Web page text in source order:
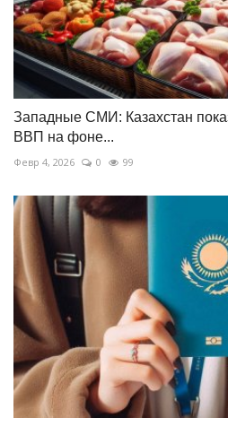
Западные СМИ: Казахстан
ВВП на фоне...
Февр 4, 2026 0 99